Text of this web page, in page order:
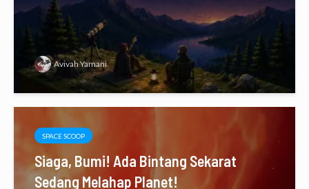
Avivah Yamani
SPACE SCOOP
Siaga, Bumi! Ada Bintang Sekarat
Sedang Melahap Planet!